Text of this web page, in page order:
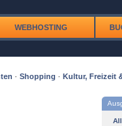
WEBHOSTING
· Shopping · Kultur, Freizeit